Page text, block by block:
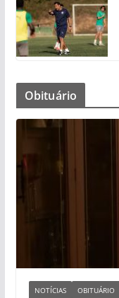
Obituário
NOTÍCIAS OBITUÁRIO